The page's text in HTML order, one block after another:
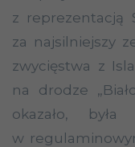
z reprezentacją
za najsilniejszy
zwycięstwa z
na drodze
okazało,
w